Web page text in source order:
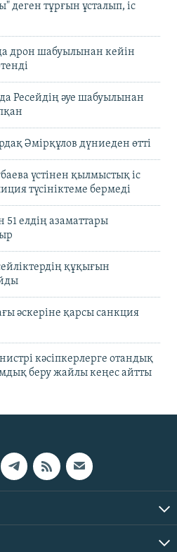
тұрғын ұсталып, іс
дрон шабуылынан кейін
Ресейдің әуе шабуылынан
Әмірқұлов дүниеден өтті
үстінен қылмыстық іс
түсініктеме бермеді
елдің азаматтары
құқығын
әскеріне қарсы санкция
кәсіпкерлерге отандық
беру жайлы кеңес айтты